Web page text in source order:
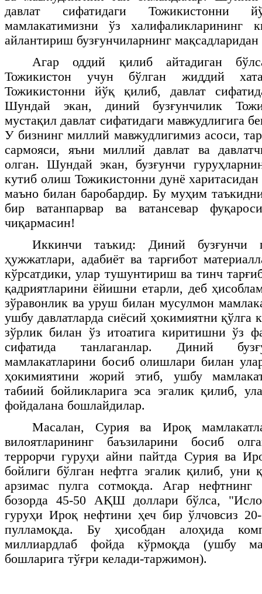
давлат сифатидаги
мамлакатимизни ўз халифаликларининг
айлантириш бузғунчиларнинг
Агар оддий қилиб айтадиган
Тожикистон учун бўлган жиддий
Тожикистонни йўқ қилиб, давлат
Шундай экан, диний бузғунчилик
мустақил давлат сифатидаги мавжудлигига
У бизнинг миллий мавжудлигимиз асоси,
сармояси, яъни миллий давлат ва
олган. Шундай экан, бузғунчи
кутиб олиш Тожикистонни дунё
маъно билан баробардир. Бу муҳим
бир ватанпарвар ва ватансевар
чиқармасин!
Иккинчи таъкид: Диний бузғунчи
ҳужжатлари, адабиёт ва тарғибот
кўрсатдики, улар тушунтириш ва тинч
қадриятларини ёйишни етарли, деб
зўравонлик ва уруш билан мусулмон
ушбу давлатларда сиёсий ҳокимиятни қўлга
зўрлик билан ўз итоатига киритишни ўз
сифатида танлаганлар. Диний
мамлакатларини босиб олишлари билан
ҳокимиятини жорий этиб, ушбу
табиий бойликларига эса эгалик қилиб,
фойдалана бошлайдилар.
Масалан, Сурия ва Ироқ
вилоятларининг баъзиларини босиб
террорчи гуруҳи айни пайтда Сурия ва
бойлиги бўлган нефтга эгалик қилиб, уни
арзимас пулга сотмоқда. Агар
бозорда 45-50 АҚШ доллари бўлса,
гуруҳи Ироқ нефтини ҳеч бир ўлчовсиз
пулламоқда. Бу ҳисобдан алоҳида
миллиардлаб фойда кўрмоқда (ушбу
бошларига тўғри келади-таржимон).